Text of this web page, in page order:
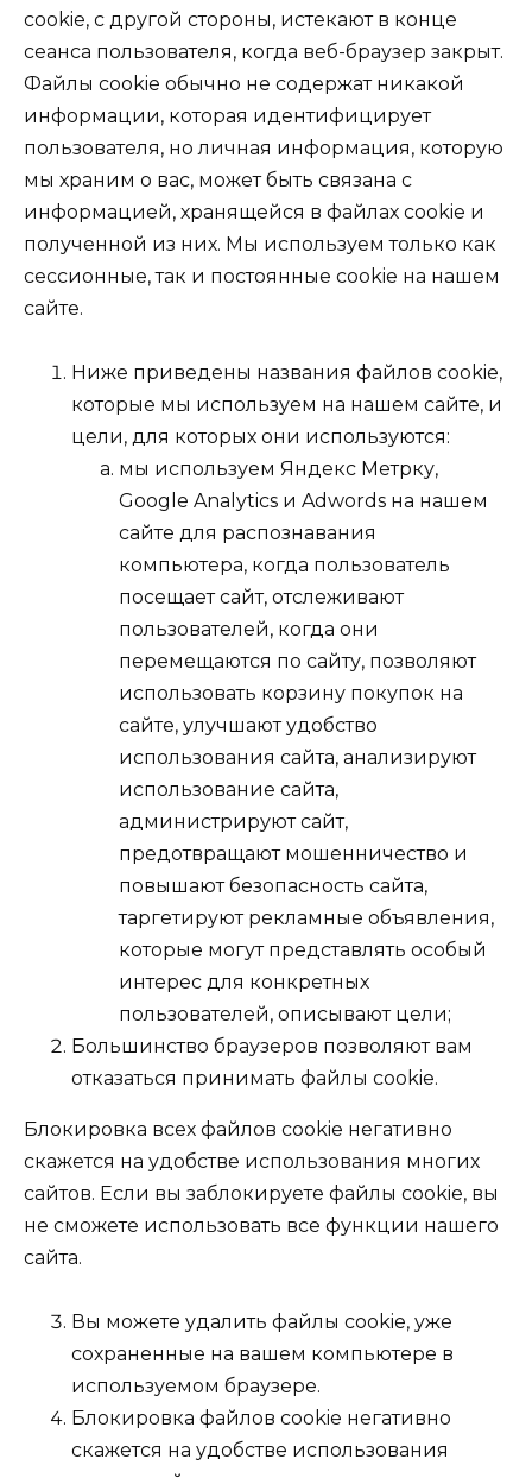
cookie, с другой стороны, истекают в конце
сеанса пользователя, когда веб-браузер закрыт.
Файлы cookie обычно не содержат никакой
информации, которая идентифицирует
пользователя, но личная информация, которую
мы храним о вас, может быть связана с
информацией, хранящейся в файлах cookie и
полученной из них. Мы используем только как
сессионные, так и постоянные cookie на нашем
сайте.
Ниже приведены названия файлов cookie,
которые мы используем на нашем сайте, и
цели, для которых они используются:
мы используем Яндекс Метрку,
Google Analytics и Adwords на нашем
сайте для распознавания
компьютера, когда пользователь
посещает сайт, отслеживают
пользователей, когда они
перемещаются по сайту, позволяют
использовать корзину покупок на
сайте, улучшают удобство
использования сайта, анализируют
использование сайта,
администрируют сайт,
предотвращают мошенничество и
повышают безопасность сайта,
таргетируют рекламные объявления,
которые могут представлять особый
интерес для конкретных
пользователей, описывают цели;
Большинство браузеров позволяют вам
отказаться принимать файлы cookie.
Блокировка всех файлов cookie негативно
скажется на удобстве использования многих
сайтов. Если вы заблокируете файлы cookie, вы
не сможете использовать все функции нашего
сайта.
Вы можете удалить файлы cookie, уже
сохраненные на вашем компьютере в
используемом браузере.
Блокировка файлов cookie негативно
скажется на удобстве использования